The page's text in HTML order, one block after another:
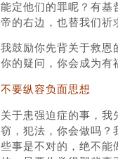
能定他们的罪呢？有基
帝的右边，也替我们祈
我鼓励你先背关于救恩
你的疑问，你会成为有
不要纵容负面思想
关于患强迫症的事，我
窃，犯法，你会做吗？
些事是不对的，绝不能